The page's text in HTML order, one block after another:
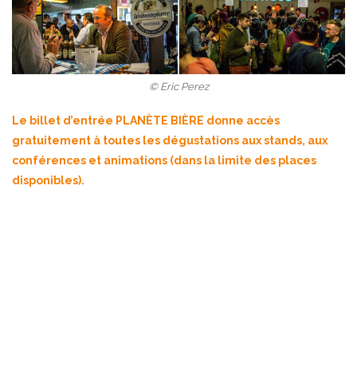
© Eric Perez
Le billet d’entrée PLANÈTE BIÈRE donne accès
gratuitement à toutes les dégustations aux stands, aux
conférences et animations (dans la limite des places
disponibles).